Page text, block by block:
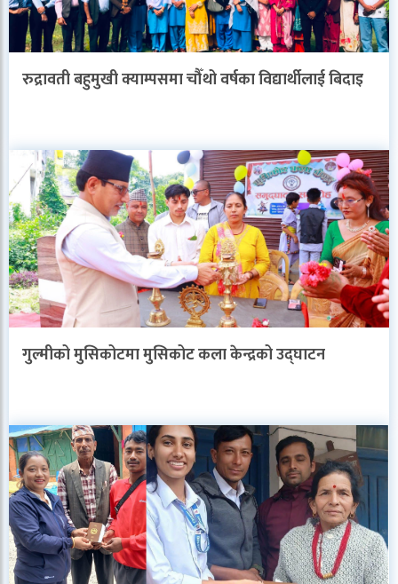
रुद्रावती बहुमुखी क्याम्पसमा चौँथो वर्षका विद्यार्थीलाई बिदाइ
गुल्मीको मुसिकोटमा मुसिकोट कला केन्द्रको उद्घाटन